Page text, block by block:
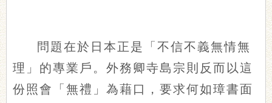
問題在於日本正是「不信不義無情無
理」的專業戶。外務卿寺島宗則反而以這
份照會「無禮」為藉口，要求何如璋書面